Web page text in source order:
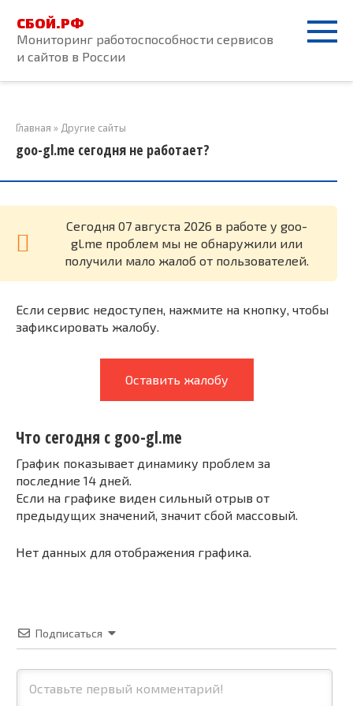
контенту
СБОЙ.РФ
Мониторинг работоспособности сервисов
и сайтов в России
Главная » Другие сайты
goo-gl.me сегодня не работает?
Cегодня 07 августа 2026 в работе у goo-
gl.me проблем мы не обнаружили или
получили мало жалоб от пользователей.
Если сервис недоступен, нажмите на кнопку, чтобы
зафиксировать жалобу.
Оставить жалобу
Что сегодня с goo-gl.me
График показывает динамику проблем за
последние 14 дней.
Если на графике виден сильный отрыв от
предыдущих значений, значит сбой массовый.
Нет данных для отображения графика.
Подписаться